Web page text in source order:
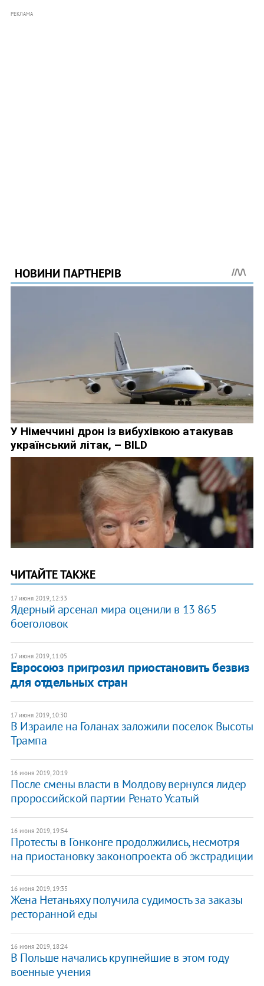
РЕКЛАМА
ЧИТАЙТЕ ТАКЖЕ
17 июня 2019, 12:33
Ядерный арсенал мира оценили в 13 865
боеголовок
17 июня 2019, 11:05
Евросоюз пригрозил приостановить безвиз
для отдельных стран
17 июня 2019, 10:30
В Израиле на Голанах заложили поселок Высоты
Трампа
16 июня 2019, 20:19
После смены власти в Молдову вернулся лидер
пророссийской партии Ренато Усатый
16 июня 2019, 19:54
Протесты в Гонконге продолжились, несмотря
на приостановку законопроекта об экстрадиции
16 июня 2019, 19:35
Жена Нетаньяху получила судимость за заказы
ресторанной еды
16 июня 2019, 18:24
В Польше начались крупнейшие в этом году
военные учения